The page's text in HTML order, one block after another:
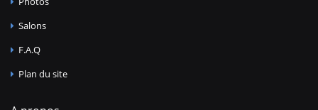
Salons
F.A.Q
Plan du site